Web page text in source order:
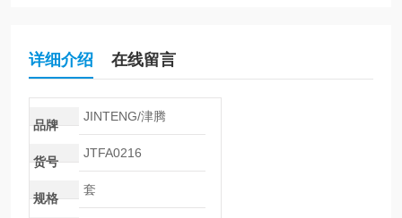
详细介绍 在线留言
品牌
JINTENG/津腾
货号
JTFA0216
规格
套